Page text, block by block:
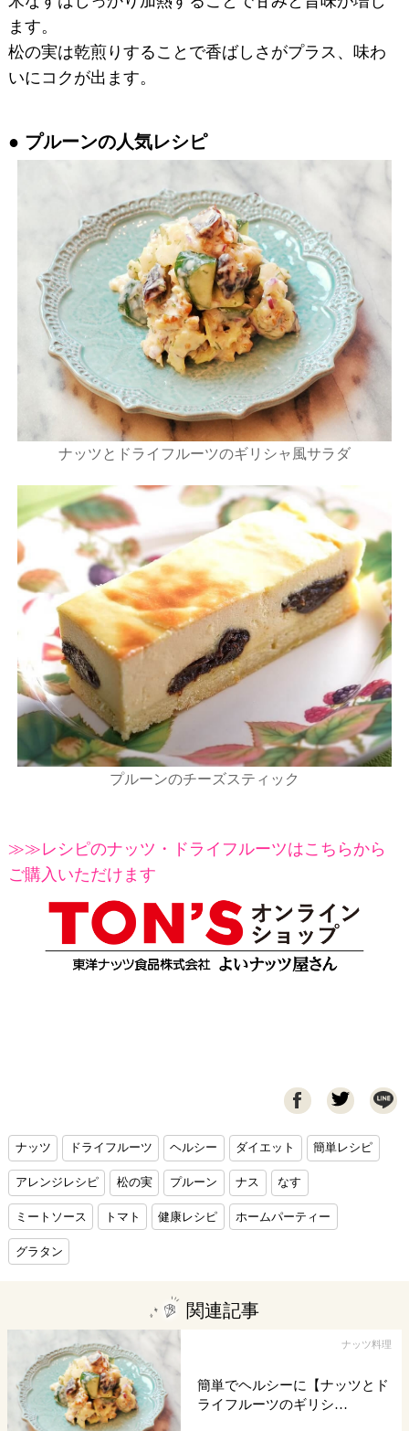
ます。
松の実は乾煎りすることで香ばしさがプラス、味わ
いにコクが出ます。
プルーンの人気レシピ
ナッツとドライフルーツのギリシャ風サラダ
プルーンのチーズスティック
≫≫レシピのナッツ・ドライフルーツはこちらから
ご購入いただけます

ナッツ ドライフルーツ ヘルシー ダイエット 簡単レシピ
アレンジレシピ 松の実 プルーン ナス なす
ミートソース トマト 健康レシピ ホームパーティー
グラタン
関連記事
ナッツ料理
簡単でヘルシーに【ナッツとド
ライフルーツのギリシ…